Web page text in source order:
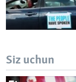
Siz uchun